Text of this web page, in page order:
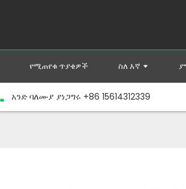
የሚጠየቁ ጥያቄዎች ስለ እኛ
አንድ ባለሙያ ያነጋግሩ +86 15614312339